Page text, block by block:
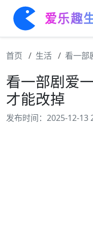
爱乐趣
首页 生活 看一部
看一部剧爱
才能改掉
发布时间：2025-12-13